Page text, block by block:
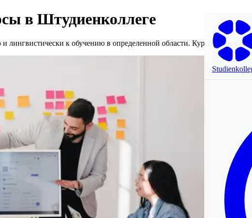
в Штудиенколлеге
лингвистически к обучению в определенной области. Курсы длятся 1